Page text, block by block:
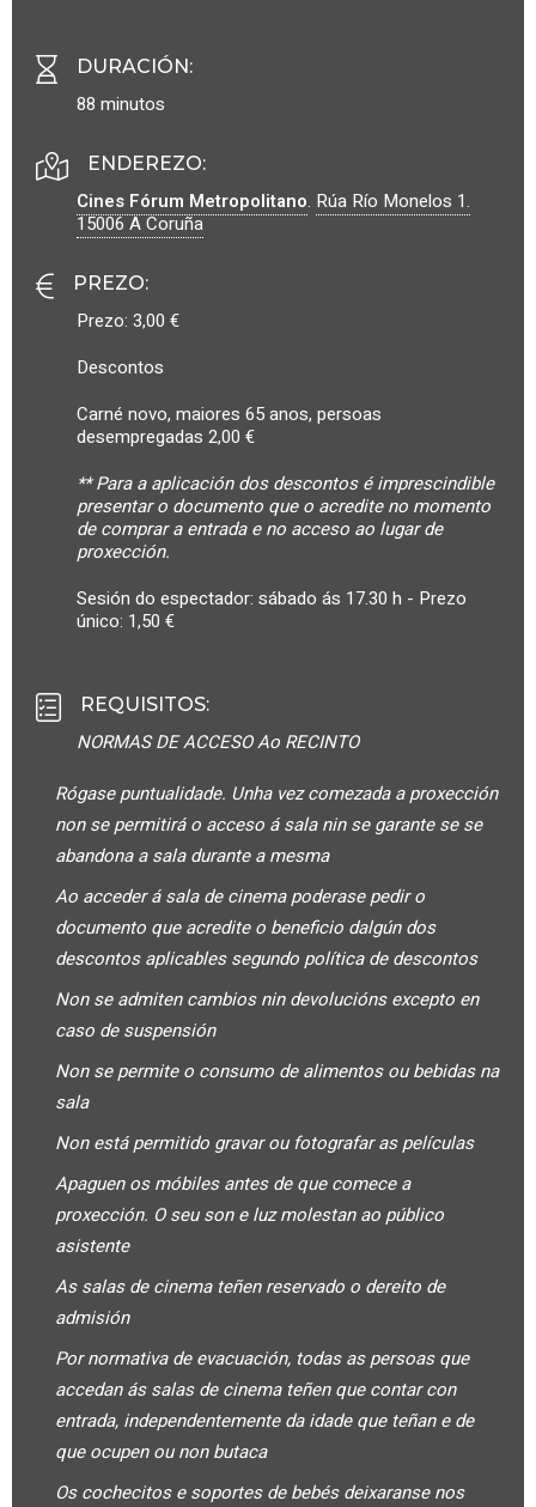
DURACIÓN:
88 minutos
ENDEREZO:
Cines Fórum Metropolitano. Rúa Río Monelos 1.
15006A Coruña
PREZO:
Prezo: 3,00 €
Descontos
Carné novo, maiores 65 anos, persoas
desempregadas 2,00 €
** Para a aplicación dos descontos é imprescindible
presentar o documento que o acredite no momento
de comprar a entrada e no acceso ao lugar de
proxección.
Sesión do espectador: sábado ás 17.30 h - Prezo
único: 1,50 €
REQUISITOS:
NORMAS DE ACCESO Ao RECINTO
Rógase puntualidade. Unha vez comezada a proxección
non se permitirá o acceso á sala nin se garante se se
abandona a sala durante a mesma
Ao acceder á sala de cinema poderase pedir o
documento que acredite o beneficio dalgún dos
descontos aplicables segundo política de descontos
Non se admiten cambios nin devolucións excepto en
caso de suspensión
Non se permite o consumo de alimentos ou bebidas na
sala
Non está permitido gravar ou fotografar as películas
Apaguen os móbiles antes de que comece a
proxección. O seu son e luz molestan ao público
asistente
As salas de cinema teñen reservado o dereito de
admisión
Por normativa de evacuación, todas as persoas que
accedan ás salas de cinema teñen que contar con
entrada, independentemente da idade que teñan e de
que ocupen ou non butaca
Os cochecitos e soportes de bebés deixaranse nos